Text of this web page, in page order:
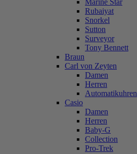
Marine Star
Rubaiyat
Snorkel
Sutton
Surveyor
Tony Bennett
Braun
Carl von Zeyten
Damen
Herren
Automatikuhren
Casio
Damen
Herren
Baby-G
Collection
Pro-Trek